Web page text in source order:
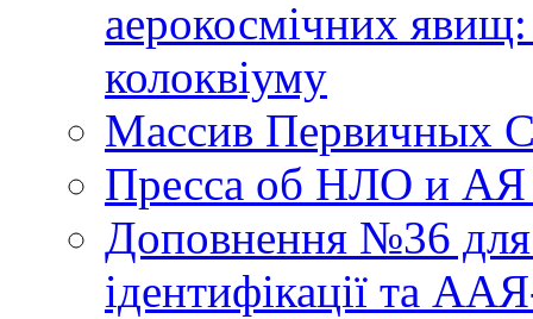
аерокосмічних
колоквіуму
Массив Первичных
Пресса об НЛО и
Доповнення №36
ідентифікації та